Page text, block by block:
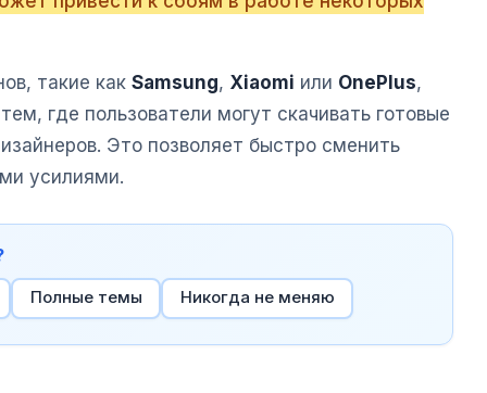
такие как Samsung, Xiaomi или OnePlus,
где пользователи могут скачивать готовые
Это позволяет быстро сменить
усилиями.
Полные темы Никогда не меняю